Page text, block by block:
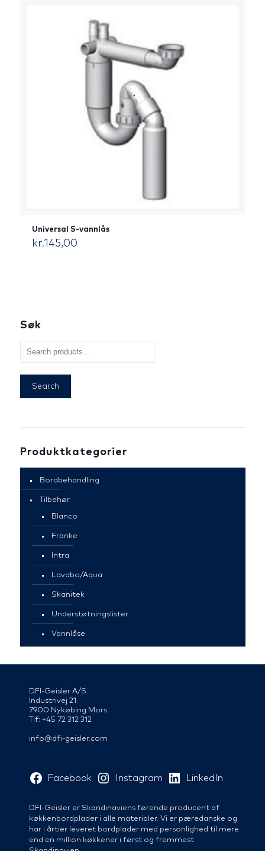
Universal S-vannlås
kr.145,00
Søk
Search
Produktkategorier
Bordbehandling
Tilbehør
Blanco
Franke
Intra
Lavabo/Aqua
Skanitek
Understøtningslister
Vannlåse
DFI-Geisler A/S
Industrivej 21
7900 Nykøbing Mors
Tlf: +45 72 312 312
info@dfi-geisler.com
Facebook Instagram LinkedIn
DFI-Geisler er Skandinaviens førende producent af
køkkenbordplader i alle materialer. Vi er pæredanske og
har i årtier leveret bordplader med personlighed til mere
end en million køkkener i først og fremmest